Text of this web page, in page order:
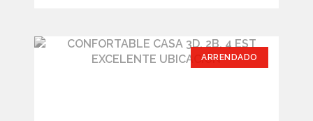
ARRENDADO